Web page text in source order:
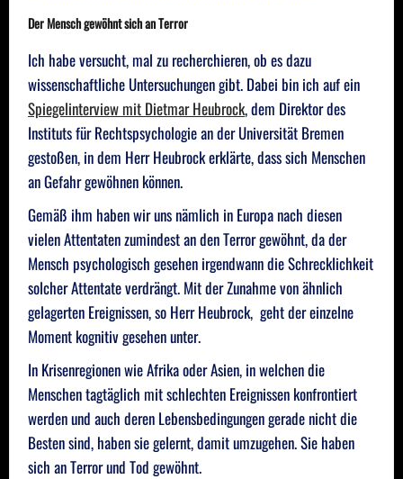
Der Mensch gewöhnt sich an Terror
Ich habe versucht, mal zu recherchieren, ob es dazu
wissenschaftliche Untersuchungen gibt. Dabei bin ich auf ein
Spiegelinterview mit Dietmar Heubrock, dem Direktor des
Instituts für Rechtspsychologie an der Universität Bremen
gestoßen, in dem Herr Heubrock erklärte, dass sich Menschen
an Gefahr gewöhnen können.
Gemäß ihm haben wir uns nämlich in Europa nach diesen
vielen Attentaten zumindest an den Terror gewöhnt, da der
Mensch psychologisch gesehen irgendwann die Schrecklichkeit
solcher Attentate verdrängt. Mit der Zunahme von ähnlich
gelagerten Ereignissen, so Herr Heubrock, geht der einzelne
Moment kognitiv gesehen unter.
In Krisenregionen wie Afrika oder Asien, in welchen die
Menschen tagtäglich mit schlechten Ereignissen konfrontiert
werden und auch deren Lebensbedingungen gerade nicht die
Besten sind, haben sie gelernt, damit umzugehen. Sie haben
sich an Terror und Tod gewöhnt.